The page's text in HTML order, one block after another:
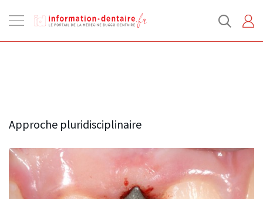
la
Approche pluridisciplinaire